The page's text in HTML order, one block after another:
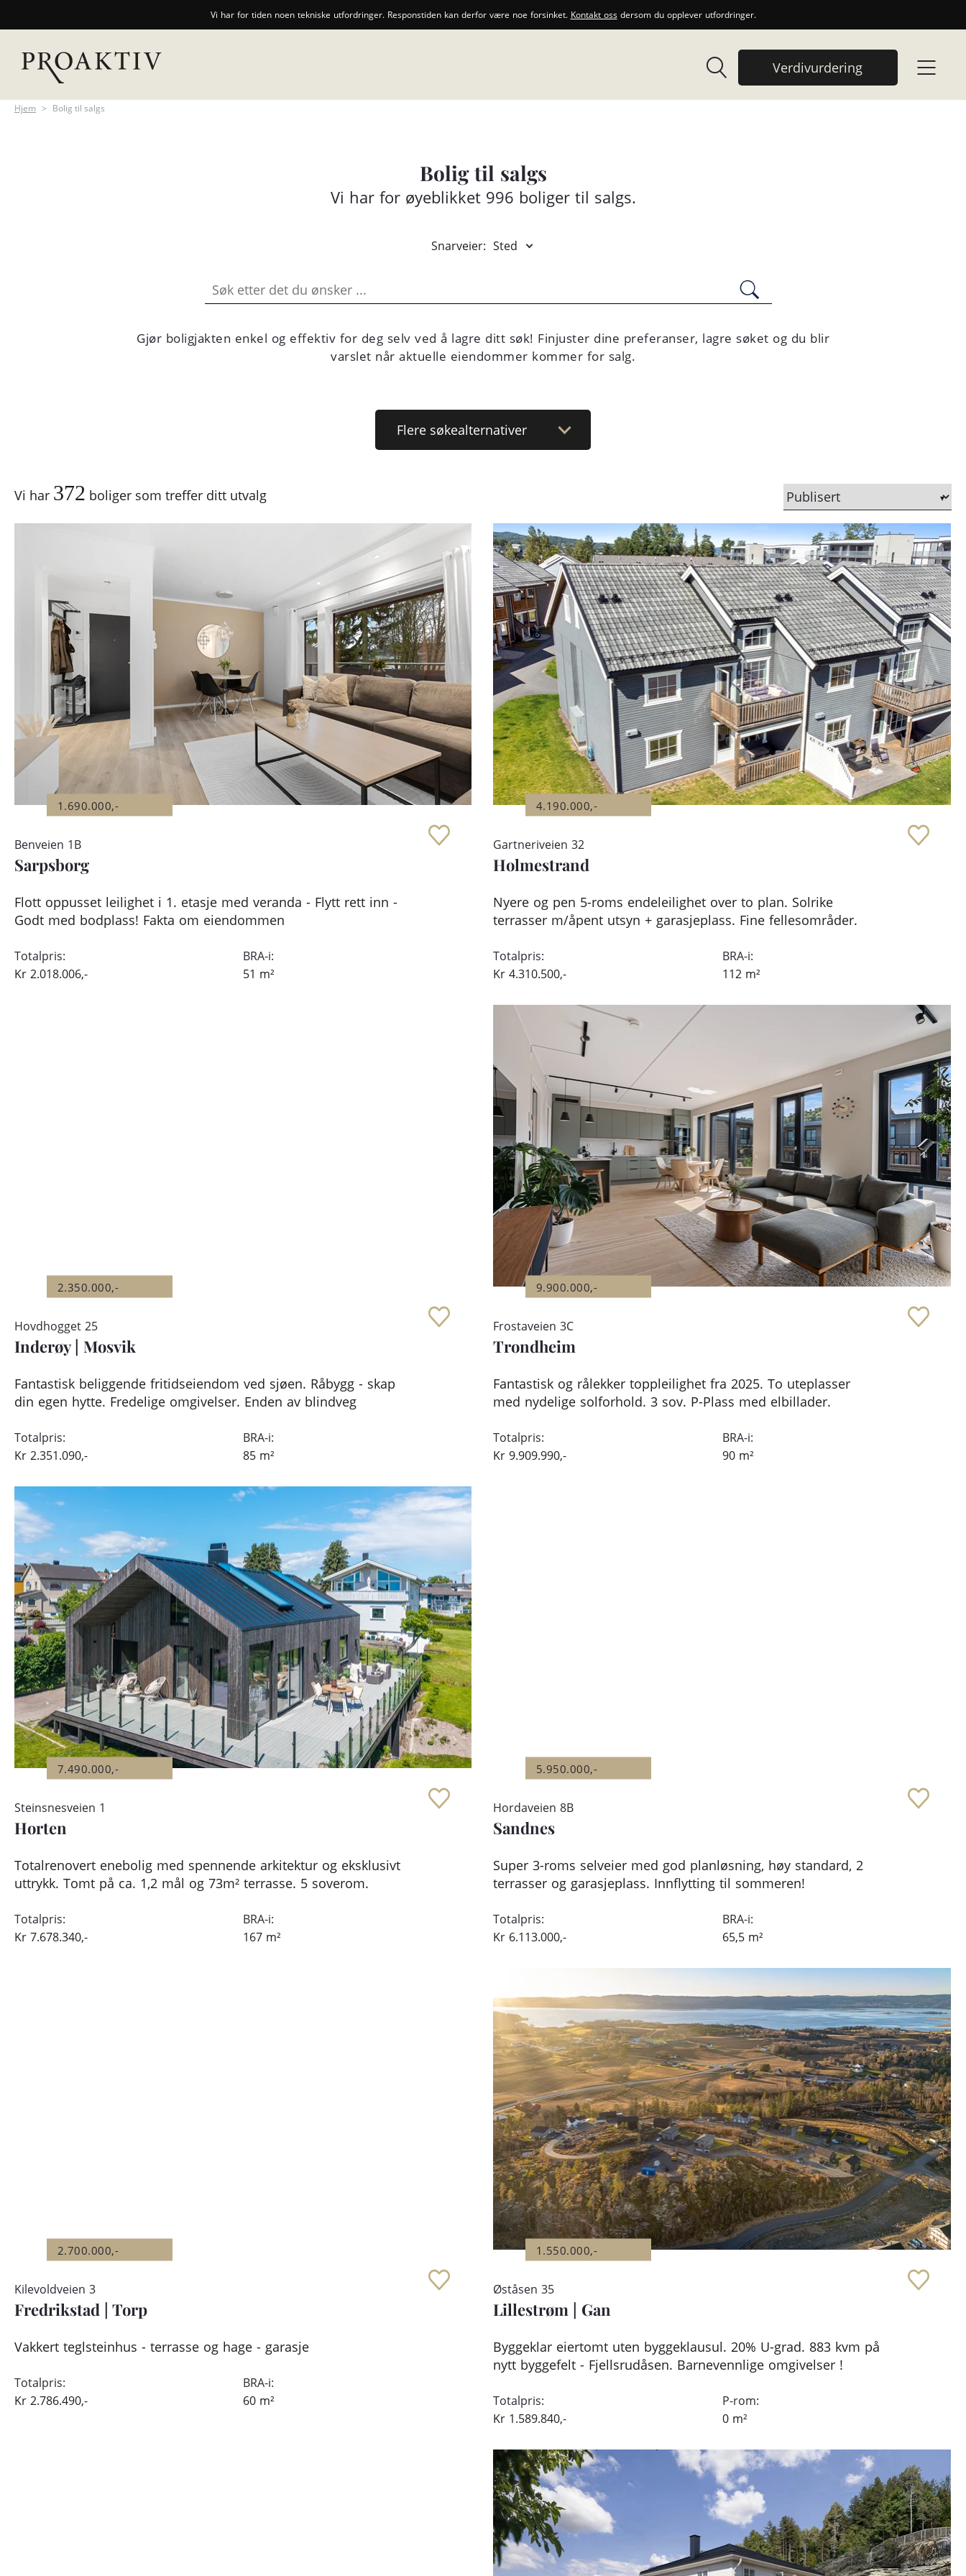
Vi har for tiden noen tekniske utfordringer. Responstiden kan derfor være noe forsinket. Kontakt ossdersom du opplever utfordringer.
Verdivurdering
Hjem > Bolig til salgs
Bolig til salgs
Vi har for øyeblikket 996 boliger til salgs.
Snarveier: Sted
Gjør boligjakten enkel og effektiv for deg selv ved å lagre ditt søk! Finjuster dine preferanser, lagre søket og du blir
varslet når aktuelle eiendommer kommer for salg.
Flere søkealternativer
Vi har 372 boliger som treffer ditt utvalg
1.690.000,-
Benveien 1B
Sarpsborg
Flott oppusset leilighet i 1. etasje med veranda - Flytt rett inn -
Godt med bodplass! Fakta om eiendommen
Totalpris:
Kr 2.018.006,-
BRA-i:
51 m²
4.190.000,-
Gartneriveien 32
Holmestrand
Nyere og pen 5-roms endeleilighet over to plan. Solrike
terrasser m/åpent utsyn + garasjeplass. Fine fellesområder.
Totalpris:
Kr4.310.500,-
BRA-i:
112m²
2.350.000,-
Hovdhogget 25
Inderøy | Mosvik
Fantastisk beliggende fritidseiendom ved sjøen. Råbygg - skap
din egen hytte. Fredelige omgivelser. Enden av blindveg
Totalpris:
Kr 2.351.090,-
BRA-i:
85 m²
9.900.000,-
Frostaveien 3C
Trondheim
Fantastisk og rålekker toppleilighet fra 2025. To uteplasser
med nydelige solforhold. 3 sov. P-Plass med elbillader.
Totalpris:
Kr9.909.990,-
BRA-i:
90m²
7.490.000,-
Steinsnesveien 1
Horten
Totalrenovert enebolig med spennende arkitektur og eksklusivt
uttrykk. Tomt på ca. 1,2 mål og 73m² terrasse. 5 soverom.
Totalpris:
Kr 7.678.340,-
BRA-i:
167 m²
5.950.000,-
Hordaveien 8B
Sandnes
Super 3-roms selveier med god planløsning, høy standard, 2
terrasser og garasjeplass. Innflytting til sommeren!
Totalpris:
Kr 6.113.000,-
BRA-i:
65,5m²
2.700.000,-
Kilevoldveien 3
Fredrikstad | Torp
Vakkert teglsteinhus - terrasse og hage - garasje
Totalpris:
Kr 2.786.490,-
BRA-i:
60 m²
1.550.000,-
Øståsen 35
Lillestrøm | Gan
Byggeklar eiertomt uten byggeklausul. 20% U-grad. 883 kvm på
nytt byggefelt - Fjellsrudåsen. Barnevennlige omgivelser !
Totalpris:
Kr 1.589.840,-
P-rom:
0m²